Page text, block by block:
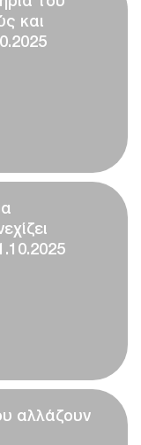
και
αλλάζουν